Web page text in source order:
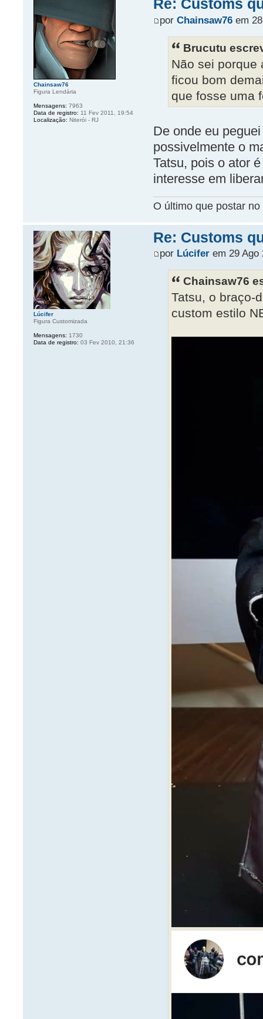
Re: Customs
por Chainsaw76em 28
Brucutu
Não sei porque
ficou bom
que fosse uma
De onde eu
possivelmente o
Tatsu, pois o ator
interesse em
O último que postar
Chainsaw76
Figura Lendária
Mensagens: 7963
Data de registro: 11 Fev 2011, 19:54
Localização: Niterói - RJ
Re: Customs
por Lúciferem 29 Ago
Chainsaw76
Tatsu, o braço-
custom estilo
Lúcifer
Figura Customizada
Mensagens: 1730
Data de registro: 03 Fev 2010, 21:36